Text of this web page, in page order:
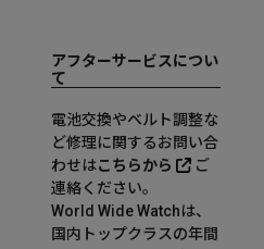
アフターサービスについ
て
電池交換やベルト調整な
ど修理に関するお問い合
わせはこちらから
ご
連絡ください。
World Wide Watchは、
国内トップクラスの年間